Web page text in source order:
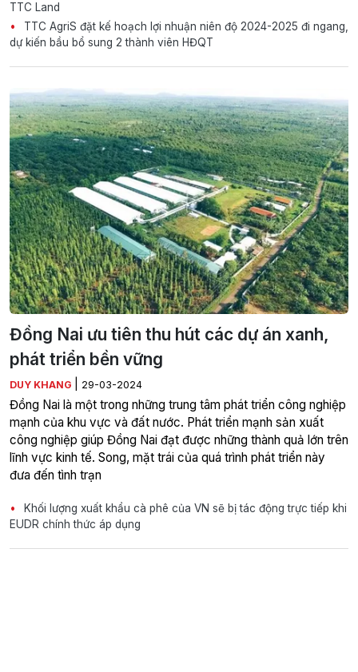
TTC Land
TTC AgriS đặt kế hoạch lợi nhuận niên độ 2024-2025 đi ngang,
dự kiến bầu bổ sung 2 thành viên HĐQT
Đồng Nai ưu tiên thu hút các dự án xanh,
phát triển bền vững
DUY KHANG 29-03-2024
Đồng Nai là một trong những trung tâm phát triển công nghiệp
mạnh của khu vực và đất nước. Phát triển mạnh sản xuất
công nghiệp giúp Đồng Nai đạt được những thành quả lớn trên
lĩnh vực kinh tế. Song, mặt trái của quá trình phát triển này
đưa đến tình trạn
Khối lượng xuất khẩu cà phê của VN sẽ bị tác động trực tiếp khi
EUDR chính thức áp dụng